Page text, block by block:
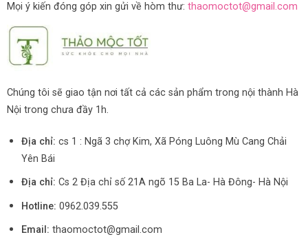
Mọi ý kiến đóng góp xin gửi về hòm thư: thaomoctot@gmail.com
Chúng tôi sẽ giao tận nơi tất cả các sản phẩm trong nội thành Hà
Nội trong chưa đầy 1h.
Địa chỉ: cs 1 : Ngã 3 chợ Kim, Xã Póng Luông Mù Cang Chải
Yên Bái
Địa chỉ: Cs 2 Địa chỉ số 21A ngõ 15 Ba La- Hà Đông- Hà Nội
Hotline: 0962.039.555
Email: thaomoctot@gmail.com